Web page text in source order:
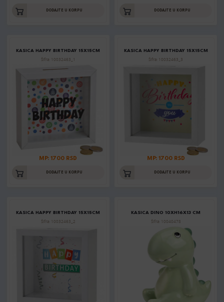
DODAJTE U KORPU DODAJTE U KORPU
KASICA HAPPY BIRTHDAY 15X15CM
Šifra: 10032463_1
MP: 1700 RSD
DODAJTE U KORPU
KASICA HAPPY BIRTHDAY 15X15CM
Šifra: 10032463_3
MP: 1700 RSD
DODAJTE U KORPU
KASICA HAPPY BIRTHDAY 15X15CM
Šifra: 10032463_2
KASICA DINO 10XH16X13 CM
Šifra: 10040478